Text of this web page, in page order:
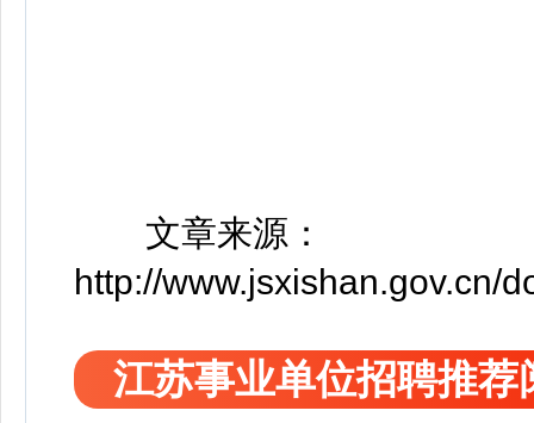
文章来源：
http://www.jsxishan.gov.cn/
江苏事业单位招聘推荐